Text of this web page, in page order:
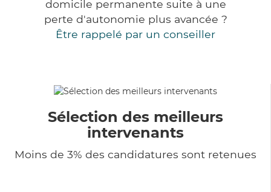
domicile permanente suite à une
perte d'autonomie plus avancée ?
Être rappelé par un conseiller
Sélection des meilleurs
intervenants
Moins de 3% des candidatures sont retenues